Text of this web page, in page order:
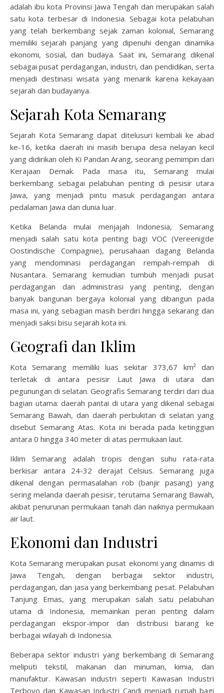
adalah ibu kota Provinsi Jawa Tengah dan merupakan salah
satu kota terbesar di Indonesia. Sebagai kota pelabuhan
yang telah berkembang sejak zaman kolonial, Semarang
memiliki sejarah panjang yang dipenuhi dengan dinamika
ekonomi, sosial, dan budaya. Saat ini, Semarang dikenal
sebagai pusat perdagangan, industri, dan pendidikan, serta
menjadi destinasi wisata yang menarik karena kekayaan
sejarah dan budayanya.
Sejarah Kota Semarang
Sejarah Kota Semarang dapat ditelusuri kembali ke abad
ke-16, ketika daerah ini masih berupa desa nelayan kecil
yang didirikan oleh Ki Pandan Arang, seorang pemimpin dari
Kerajaan Demak. Pada masa itu, Semarang mulai
berkembang sebagai pelabuhan penting di pesisir utara
Jawa, yang menjadi pintu masuk perdagangan antara
pedalaman Jawa dan dunia luar.
Ketika Belanda mulai menjajah Indonesia, Semarang
menjadi salah satu kota penting bagi VOC (Vereenigde
Oostindische Compagnie), perusahaan dagang Belanda
yang mendominasi perdagangan rempah-rempah di
Nusantara. Semarang kemudian tumbuh menjadi pusat
perdagangan dan administrasi yang penting, dengan
banyak bangunan bergaya kolonial yang dibangun pada
masa ini, yang sebagian masih berdiri hingga sekarang dan
menjadi saksi bisu sejarah kota ini.
Geografi dan Iklim
Kota Semarang memiliki luas sekitar 373,67 km² dan
terletak di antara pesisir Laut Jawa di utara dan
pegunungan di selatan. Geografis Semarang terdiri dari dua
bagian utama: daerah pantai di utara yang dikenal sebagai
Semarang Bawah, dan daerah perbukitan di selatan yang
disebut Semarang Atas. Kota ini berada pada ketinggian
antara 0 hingga 340 meter di atas permukaan laut.
Iklim Semarang adalah tropis dengan suhu rata-rata
berkisar antara 24-32 derajat Celsius. Semarang juga
dikenal dengan permasalahan rob (banjir pasang) yang
sering melanda daerah pesisir, terutama Semarang Bawah,
akibat penurunan permukaan tanah dan naiknya permukaan
air laut.
Ekonomi dan Industri
Kota Semarang merupakan pusat ekonomi yang dinamis di
Jawa Tengah, dengan berbagai sektor industri,
perdagangan, dan jasa yang berkembang pesat. Pelabuhan
Tanjung Emas, yang merupakan salah satu pelabuhan
utama di Indonesia, memainkan peran penting dalam
perdagangan ekspor-impor dan distribusi barang ke
berbagai wilayah di Indonesia.
Beberapa sektor industri yang berkembang di Semarang
meliputi tekstil, makanan dan minuman, kimia, dan
manufaktur. Kawasan industri seperti Kawasan Industri
Terboyo dan Kawasan Industri Candi menjadi rumah bagi